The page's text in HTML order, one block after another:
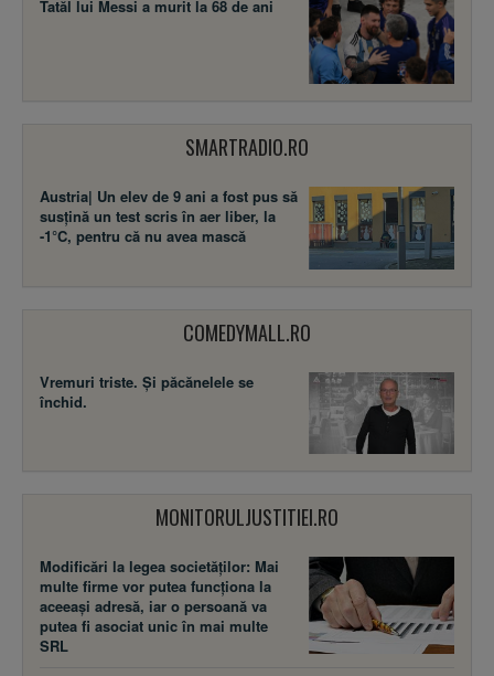
Tatăl lui Messi a murit la 68 de ani
SMARTRADIO.RO
Austria| Un elev de 9 ani a fost pus să
susţină un test scris în aer liber, la
-1°C, pentru că nu avea mască
COMEDYMALL.RO
Vremuri triste. Şi păcănelele se
închid.
MONITORULJUSTITIEI.RO
Modificări la legea societăţilor: Mai
multe firme vor putea funcţiona la
aceeaşi adresă, iar o persoană va
putea fi asociat unic în mai multe
SRL